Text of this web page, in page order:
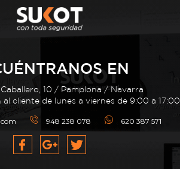
EN
10 / Pamplona / Navarra
cliente de lunes a viernes de 9:00 a 17:00
948 238 078 620 387 571